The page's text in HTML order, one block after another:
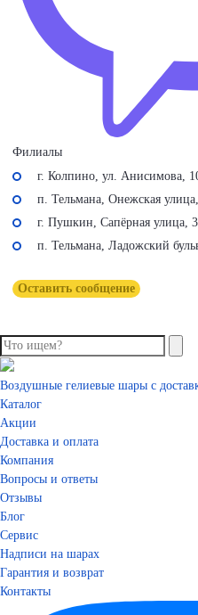
Филиалы
г. Колпино, ул. Анисимова,
п. Тельмана, Онежская
г. Пушкин, Сапёрная улица,
п. Тельмана, Ладожский
Оставить сообщение
Воздушные гелиевые шары с
Каталог
Акции
Доставка и оплата
Компания
Вопросы и ответы
Отзывы
Блог
Сервис
Надписи на шарах
Гарантия и возврат
Контакты